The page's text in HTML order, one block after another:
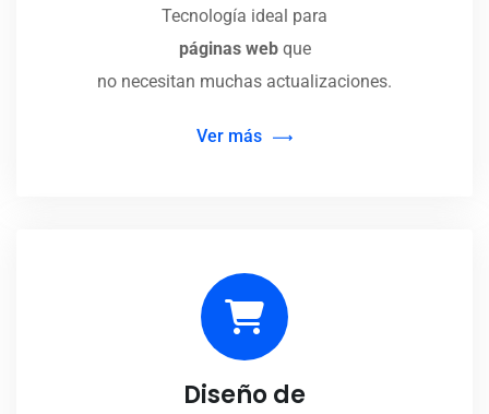
Tecnología ideal para
páginas webque
no necesitan muchas actualizaciones.
Ver más
Diseño de